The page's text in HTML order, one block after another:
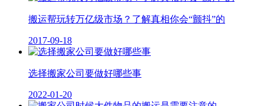
搬运帮玩转万亿级市场？了解真相你会“颤抖”的
2017-09-18
选择搬家公司要做好哪些事
2022-01-20